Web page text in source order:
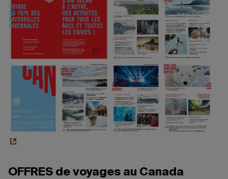
OFFRES de voyages au Canada